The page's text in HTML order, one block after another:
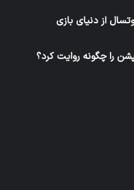
از دنیای بازی
را چگونه روایت کرد؟